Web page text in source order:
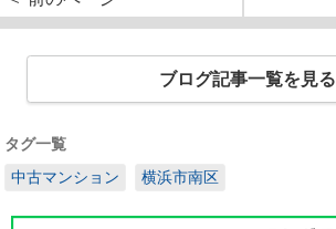
ブログ記事一覧を見る
タグ一覧
中古マンション
横浜市南区